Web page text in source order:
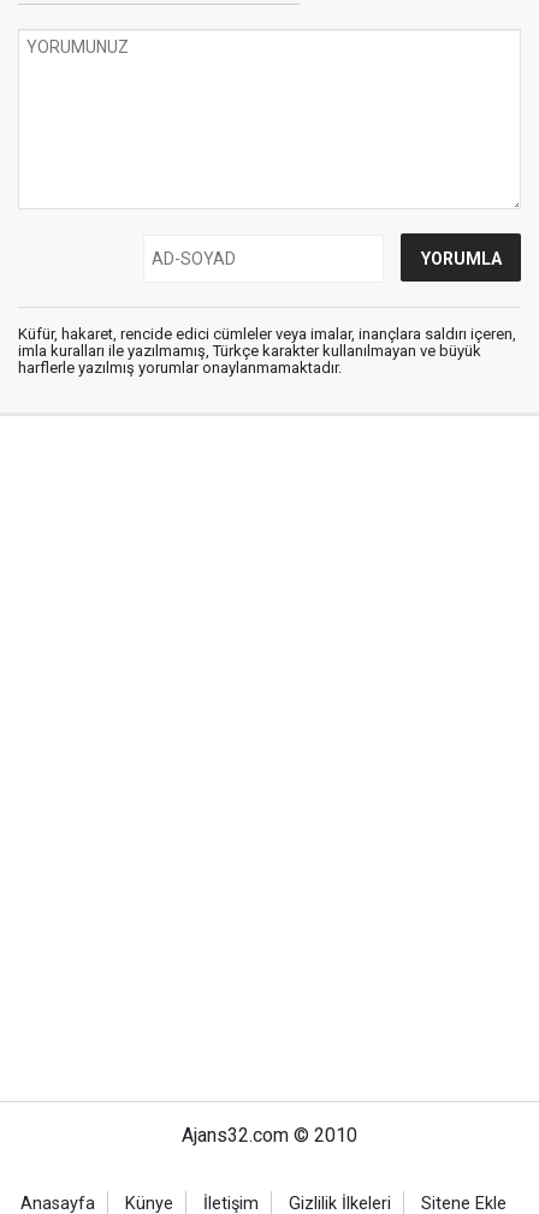
Küfür, hakaret, rencide edici cümleler veya imalar, inançlara saldırı içeren,
imla kuralları ile yazılmamış, Türkçe karakter kullanılmayan ve büyük
harflerle yazılmış yorumlar onaylanmamaktadır.
Ajans32.com © 2010
Anasayfa Künye İletişim Gizlilik İlkeleri Sitene Ekle